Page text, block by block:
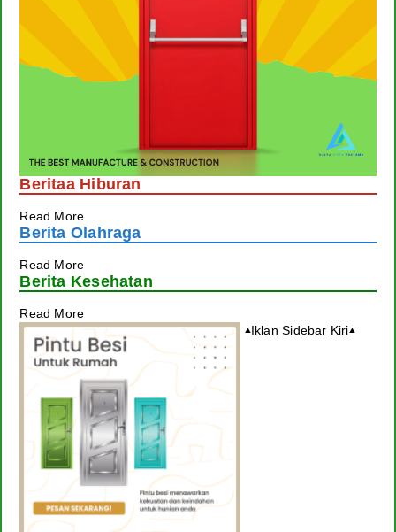
Beritaa Hiburan
Read More
Berita Olahraga
Read More
Berita Kesehatan
Read More
▴Iklan Sidebar Kiri▴